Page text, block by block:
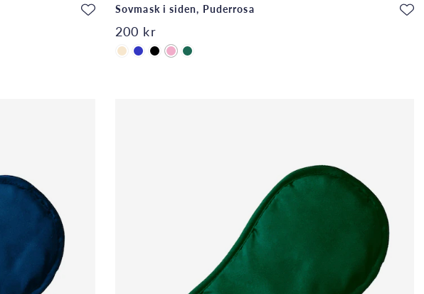
Sovmask i siden, Puderrosa
200 kr